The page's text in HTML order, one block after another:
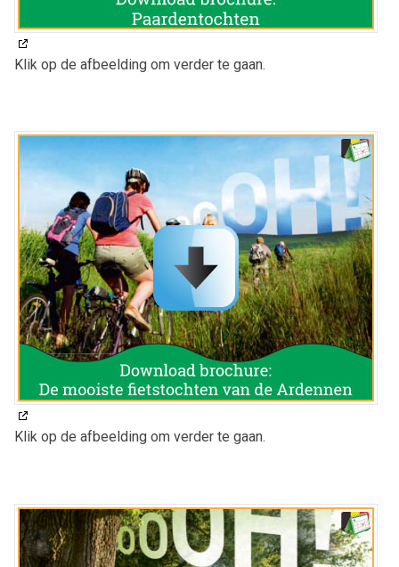
Klik op de afbeelding om verder te gaan.
Klik op de afbeelding om verder te gaan.